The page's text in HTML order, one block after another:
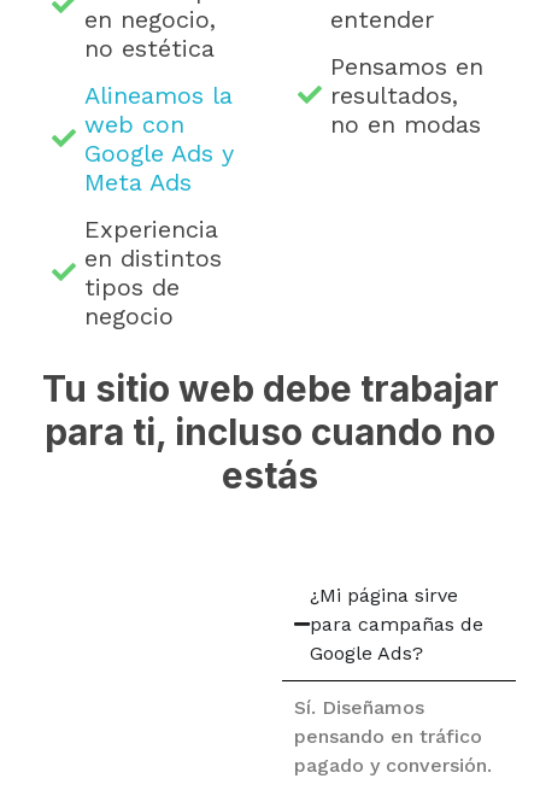
en negocio,
no estética
Alineamos la
web con
Google Ads y
Meta Ads
Experiencia
en distintos
tipos de
negocio
entender
Pensamos en
resultados,
no en modas
Tu sitio web debe trabajar
para ti, incluso cuando no
estás
¿Mi página sirve
para campañas de
Google Ads?
Sí. Diseñamos
pensando en tráfico
pagado y conversión.